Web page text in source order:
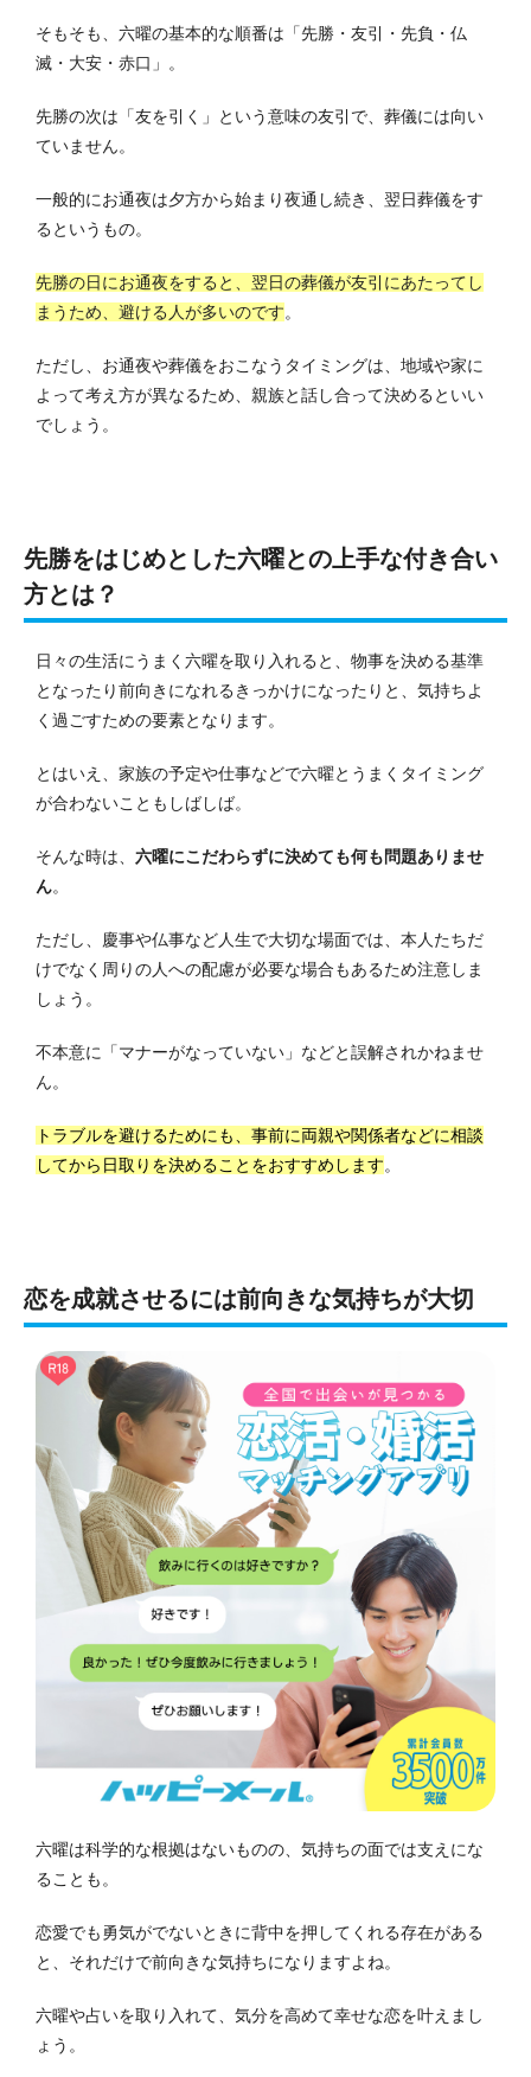
そもそも、六曜の基本的な順番は「先勝・友引・先負・仏
滅・大安・赤口」。
先勝の次は「友を引く」という意味の友引で、葬儀には向い
ていません。
一般的にお通夜は夕方から始まり夜通し続き、翌日葬儀をす
るというもの。
先勝の日にお通夜をすると、翌日の葬儀が友引にあたってし
まうため、避ける人が多いのです。
ただし、お通夜や葬儀をおこなうタイミングは、地域や家に
よって考え方が異なるため、親族と話し合って決めるといい
でしょう。
先勝をはじめとした六曜との上手な付き合い
方とは？
日々の生活にうまく六曜を取り入れると、物事を決める基準
となったり前向きになれるきっかけになったりと、気持ちよ
く過ごすための要素となります。
とはいえ、家族の予定や仕事などで六曜とうまくタイミング
が合わないこともしばしば。
そんな時は、 六曜にこだわらずに決めても何も問題ありませ
ん。
ただし、慶事や仏事など人生で大切な場面では、本人たちだ
けでなく周りの人への配慮が必要な場合もあるため注意しま
しょう。
不本意に「マナーがなっていない」などと誤解されかねませ
ん。
トラブルを避けるためにも、事前に両親や関係者などに相談
してから日取りを決めることをおすすめします。
恋を成就させるには前向きな気持ちが大切
六曜は科学的な根拠はないものの、気持ちの面では支えにな
ることも。
恋愛でも勇気がでないときに背中を押してくれる存在がある
と、それだけで前向きな気持ちになりますよね。
六曜や占いを取り入れて、気分を高めて幸せな恋を叶えまし
ょう。